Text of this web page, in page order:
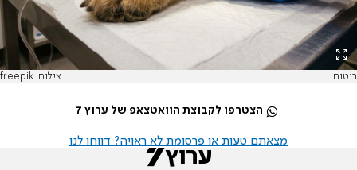
ביטוח צילום: freepik
הצטרפו לקבוצת הוואטצאפ של ערוץ 7
מצאתם טעות או פרסומת לא ראויה? דווחו לנו